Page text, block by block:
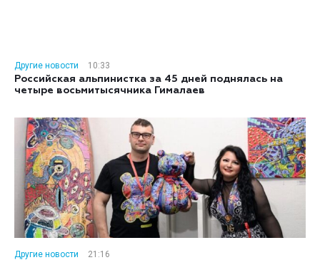
Другие новости
10:33
Российская альпинистка за 45 дней поднялась на
четыре восьмитысячника Гималаев
Другие новости
21:16